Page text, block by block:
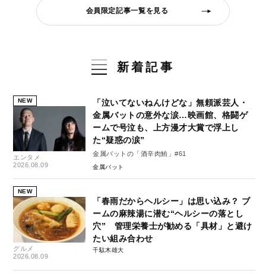
会員限定記事一覧を見る
新着記事
NEW
エンタメ
2026.08.09
「泣いてないねんけどな」無頼派芸人・
金属バットの意外な涙…映画館、格闘ゲ
ームで号泣も、上方漫才大賞で浮上し
た“疑惑の涙”
金属バットの「酒辛肉鮪」#61
金属バット
NEW
グルメ
2026.08.09
「春雨だからヘルシー」は思い込み？ ブ
ームの麻辣湯に潜む“ヘルシーの落とし
穴” 管理栄養士が勧める「具材」と避け
たい組み合わせ
千駄木雄大